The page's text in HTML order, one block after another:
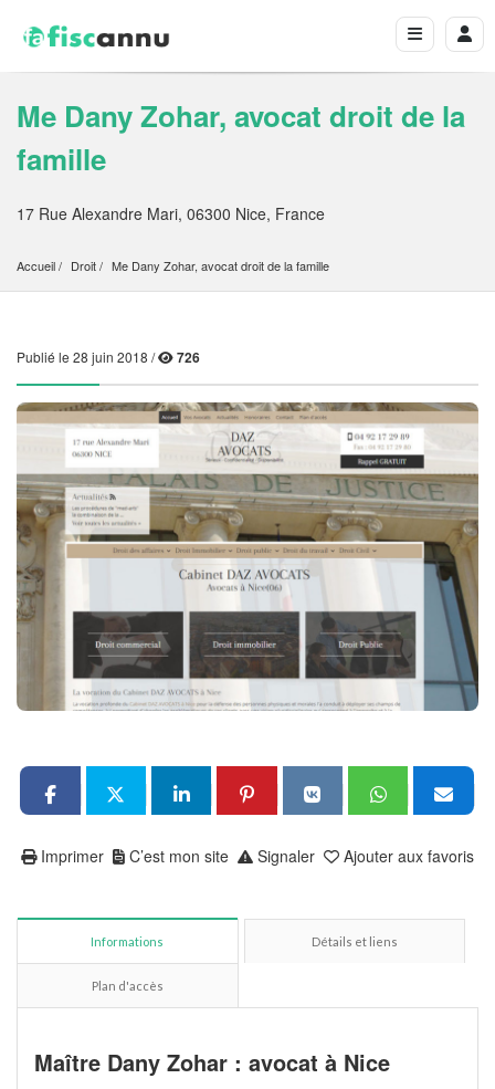
Me Dany Zohar, avocat droit de la
famille
17 Rue Alexandre Mari, 06300 Nice, France
Accueil Droit Me Dany Zohar, avocat droit de la famille
Publié le 28 juin 2018 / 726
Ajouter aux favoris
Signaler
C’est mon site
Imprimer
Informations Détails et liens
Plan d'accès
Maître Dany Zohar : avocat à Nice